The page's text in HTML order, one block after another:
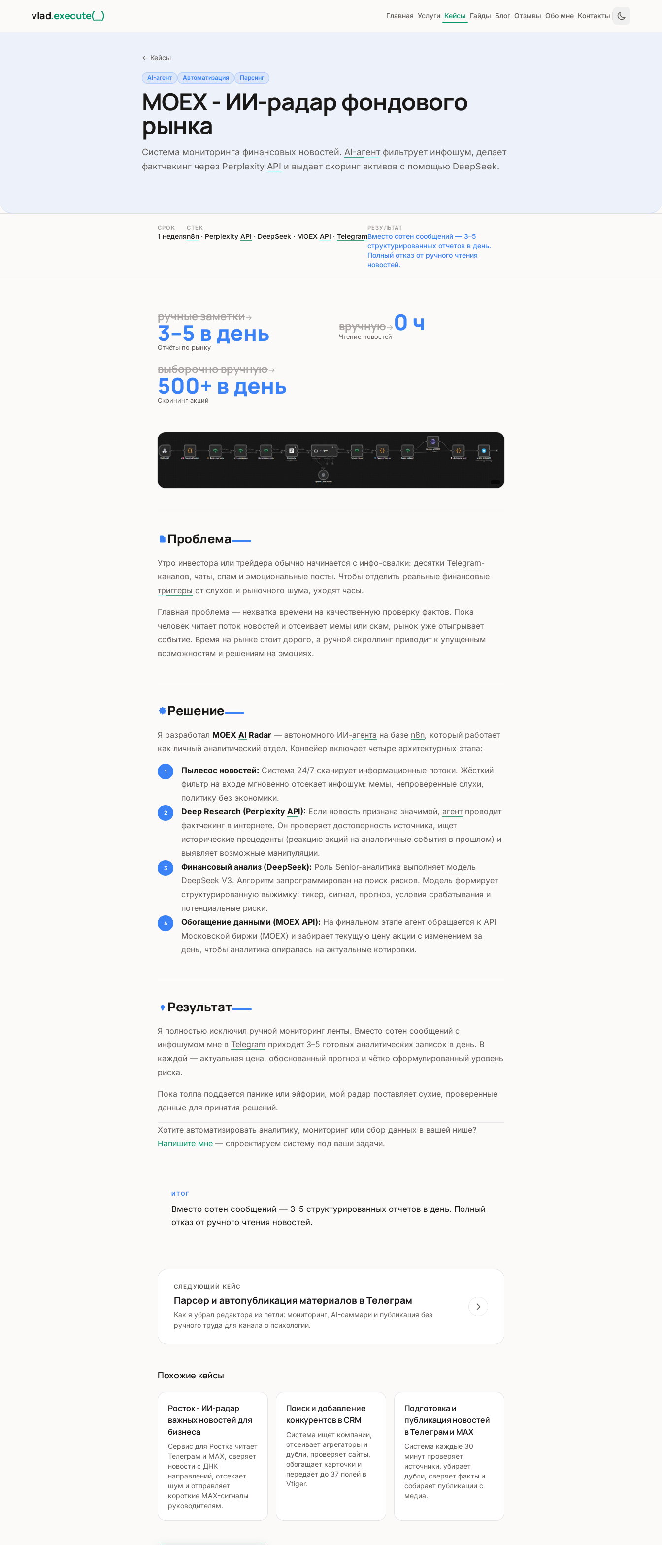
vlad.execute(_) Главная Услуги Кейсы Гайды Блог Отзывы Обо мне Контакты
← Кейсы
AI-агент Автоматизация Парсинг
MOEX - ИИ-радар фондового
рынка
Система мониторинга финансовых новостей. AI-агентфильтрует инфошум, делает
фактчекинг через Perplexity API и выдает скоринг активов с помощью DeepSeek.
СРОК
1 неделя
СТЕК
n8n · Perplexity API · DeepSeek · MOEX API · Telegram
РЕЗУЛЬТАТ
Вместо сотен сообщений — 3–5
структурированных отчетов в день.
Полный отказ от ручного чтения
новостей.
ручные заметки→
3–5 в день
Отчёты по рынку
вручную→ 0 ч
Чтение новостей
выборочно вручную→
500+ в день
Скрининг акций
Проблема
Утро инвестора или трейдера обычно начинается с инфо-свалки: десятки Telegram-
каналов, чаты, спам и эмоциональные посты. Чтобы отделить реальные финансовые
триггеры от слухов и рыночного шума, уходят часы.
Главная проблема — нехватка времени на качественную проверку фактов. Пока
человек читает поток новостей и отсеивает мемы или скам, рынок уже отыгрывает
событие. Время на рынке стоит дорого, а ручной скроллинг приводит к упущенным
возможностям и решениям на эмоциях.
Решение
Я разработал MOEX AI Radar — автономного ИИ-агента на базе n8n, который работает
как личный аналитический отдел. Конвейер включает четыре архитектурных этапа:
Пылесос новостей: Система 24/7 сканирует информационные потоки. Жёсткий
фильтр на входе мгновенно отсекает инфошум: мемы, непроверенные слухи,
политику без экономики.
Deep Research (Perplexity API): Если новость признана значимой, агентпроводит
фактчекинг в интернете. Он проверяет достоверность источника, ищет
исторические прецеденты (реакцию акций на аналогичные события в прошлом) и
выявляет возможные манипуляции.
Финансовый анализ (DeepSeek): Роль Senior-аналитика выполняет модель
DeepSeek V3. Алгоритм запрограммирован на поиск рисков. Модель формирует
структурированную выжимку: тикер, сигнал, прогноз, условия срабатывания и
потенциальные риски.
Обогащение данными (MOEX API): На финальном этапе агентобращается к API
Московской биржи (MOEX) и забирает текущую цену акции с изменением за
день, чтобы аналитика опиралась на актуальные котировки.
Результат
Я полностью исключил ручной мониторинг ленты. Вместо сотен сообщений с
инфошумом мне в Telegram приходит 3–5 готовых аналитических записок в день. В
каждой — актуальная цена, обоснованный прогноз и чётко сформулированный уровень
риска.
Пока толпа поддается панике или эйфории, мой радар поставляет сухие, проверенные
данные для принятия решений.
Хотите автоматизировать аналитику, мониторинг или сбор данных в вашей нише?
Напишите мне — спроектируем систему под ваши задачи.
ИТОГ
Вместо сотен сообщений — 3–5 структурированных отчетов в день. Полный
отказ от ручного чтения новостей.
СЛЕДУЮЩИЙ КЕЙС
Парсер и автопубликация материалов в Телеграм
Как я убрал редактора из петли: мониторинг, AI-саммари и публикация без
ручного труда для канала о психологии.
Похожие кейсы
Росток - ИИ-радар
важных новостей для
бизнеса
Сервис для Ростка читает
Телеграм и MAX, сверяет
новости с ДНК
направлений, отсекает
шум и отправляет
короткие MAX-сигналы
руководителям.
Поиск и добавление
конкурентов в CRM
Система ищет компании,
отсеивает агрегаторы и
дубли, проверяет сайты,
обогащает карточки и
передает до 37 полей в
Vtiger.
Подготовка и
публикация новостей
в Телеграм и MAX
Система каждые 30
минут проверяет
источники, убирает
дубли, сверяет факты и
собирает публикации с
медиа.